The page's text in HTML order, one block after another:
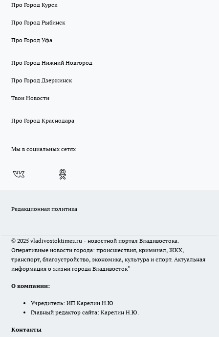
Про Город Курск
Про Город Рыбинск
Про Город Уфа
Про Город Нижний Новгород
Про Город Дзержинск
Твои Новости
Про Город Краснодара
Мы в социальных сетях
Редакционная политика
© 2025 vladivostoktimes.ru - новостной портал Владивостока.
Оперативные новости города: происшествия, криминал, ЖКХ,
транспорт, благоустройство, экономика, культура и спорт. Актуальная
информация о жизни города Владивосток"
О компании:
Учредитель: ИП Карелин Н.Ю
Главный редактор сайта: Карелин Н.Ю.
Контакты